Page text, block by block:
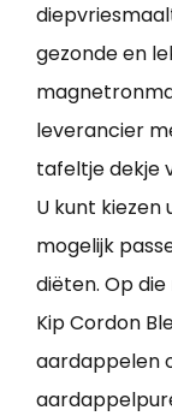
gezonde en
leverancier
tafeltje dekje
U kunt
mogelijk
diëten. Op
Kip Cordon
aardappelen